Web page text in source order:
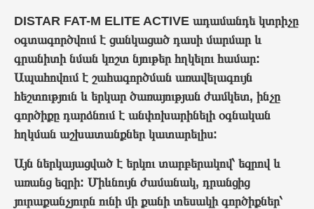
DISTAR FAT-M ELITE ACTIVE ադամանդե կտրիչը
օգտագործվում է ցանկացած դասի մարմար և
գրանիտի նման կոշտ նյութեր հղկելու համար:
Ապահովում է շահագործման առավելագույն
հեշտություն և երկար ծառայության ժամկետ, ինչը
գործիքը դարձնում է անփոխարինելի օգնական
հղկման աշխատանքներ կատարելիս:
Այն ներկայացված է երկու տարբերակով՝ եզրով և
առանց եզրի: Միևնույն ժամանակ, դրանցից
յուրաքանչյուրն ունի մի քանի տեսակի գործիքներ՝